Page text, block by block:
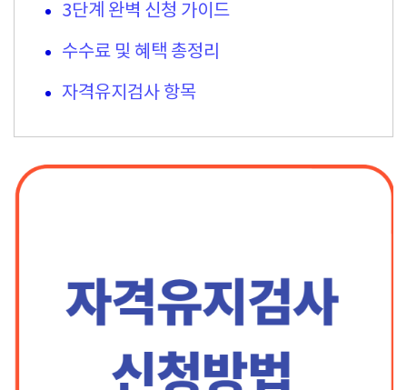
3단계 완벽 신청 가이드
수수료 및 혜택 총정리
자격유지검사 항목